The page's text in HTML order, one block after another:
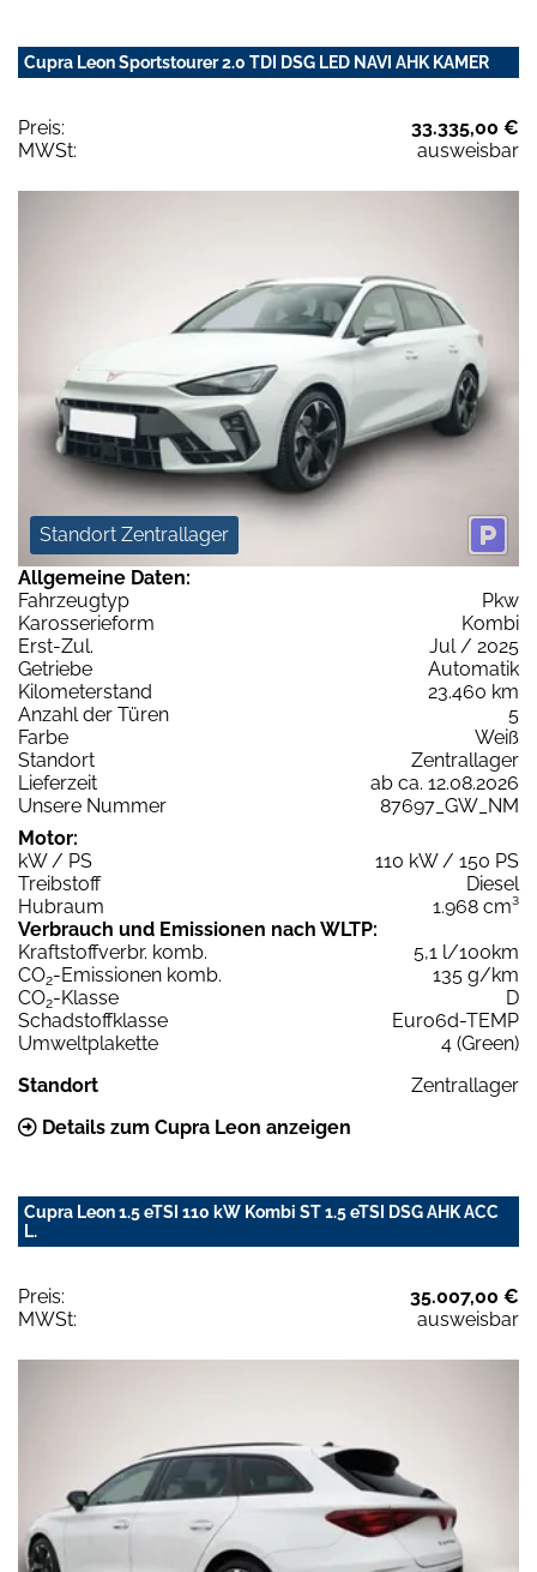
Cupra Leon Sportstourer 2.0 TDI DSG LED NAVI AHK KAMER
Preis:
33.335,00 €
MWSt:
ausweisbar
Standort Zentrallager
Allgemeine Daten:
Fahrzeugtyp
Pkw
Karosserieform
Kombi
Erst-Zul.
Jul / 2025
Getriebe
Automatik
Kilometerstand
23.460 km
Anzahl der Türen
5
Farbe
Weiß
Standort
Zentrallager
Lieferzeit
ab ca. 12.08.2026
Unsere Nummer
87697_GW_NM
Motor:
kW / PS
110 kW / 150 PS
Treibstoff
Diesel
Hubraum
1.968 cm³
Verbrauch und Emissionen nach WLTP:
Kraftstoffverbr. komb.
5,1 l/100km
CO2-Emissionen komb.
135 g/km
CO2-Klasse
D
Schadstoffklasse
Euro6d-TEMP
Umweltplakette
4 (Green)
Standort
Zentrallager
Details zum Cupra Leon anzeigen
Cupra Leon 1.5 eTSI 110 kW Kombi ST 1.5 eTSI DSG AHK ACC
L.
Preis:
35.007,00 €
MWSt:
ausweisbar